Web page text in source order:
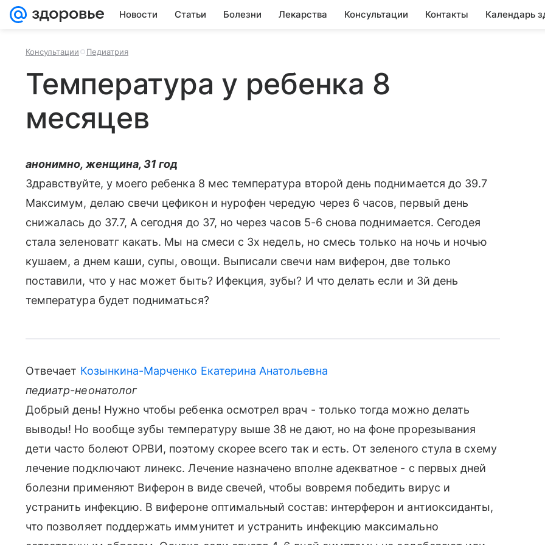
Новости Статьи Болезни Лекарства Консультации Контакты Календарь
Консультации Педиатрия
Температура у ребенка 8
месяцев
анонимно, женщина, 31 год
Здравствуйте, у моего ребенка 8 мес температура второй день поднимается до 39.7
Максимум, делаю свечи цефикон и нурофен чередую через 6 часов, первый день
снижалась до 37.7, А сегодня до 37, но через часов 5-6 снова поднимается. Сегодея
стала зеленоватг какать. Мы на смеси с 3х недель, но смесь только на ночь и ночью
кушаем, а днем каши, супы, овощи. Выписали свечи нам виферон, две только
поставили, что у нас может быть? Ифекция, зубы? И что делать если и 3й день
температура будет подниматься?
Отвечает Козынкина-Марченко Екатерина Анатольевна
педиатр-неонатолог
Добрый день! Нужно чтобы ребенка осмотрел врач - только тогда можно делать
выводы! Но вообще зубы температуру выше 38 не дают, но на фоне прорезывания
дети часто болеют ОРВИ, поэтому скорее всего так и есть. От зеленого стула в схему
лечение подключают линекс. Лечение назначено вполне адекватное - с первых дней
болезни применяют Виферон в виде свечей, чтобы вовремя победить вирус и
устранить инфекцию. В вифероне оптимальный состав: интерферон и антиоксиданты,
что позволяет поддержать иммунитет и устранить инфекцию максимально